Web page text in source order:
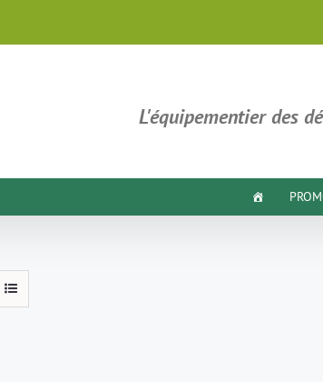
L'équipementier des